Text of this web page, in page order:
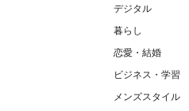
デジタル
暮らし
恋愛・結婚
ビジネス・学習
メンズスタイル